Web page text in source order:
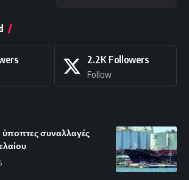
2.2K Followers
Follow
συναλλαγές